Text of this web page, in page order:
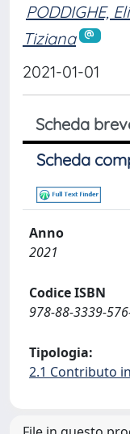
PODDIGHE,
Tiziana
2021-01-01
Scheda
Scheda
Anno
2021
Codice ISBN
978-88-3339-
Tipologia:
2.1 Contributo